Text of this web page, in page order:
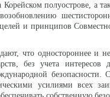
полуострове, а
и принципов
что одностороннее
без учета
усилиями всех